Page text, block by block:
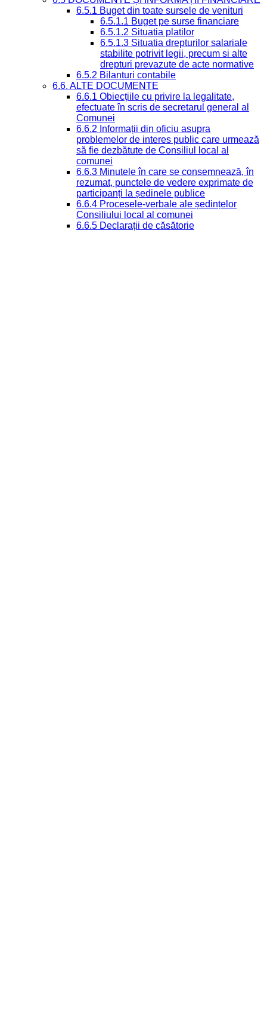
6.5.1 Buget din toate sursele de venituri
6.5.1.1 Buget pe surse financiare
6.5.1.2 Situatia platilor
6.5.1.3 Situatia drepturilor salariale
stabilite potrivit legii, precum si alte
drepturi prevazute de acte normative
6.5.2 Bilanturi contabile
6.6. ALTE DOCUMENTE
6.6.1 Obiecțiile cu privire la legalitate,
efectuate în scris de secretarul general al
Comunei
6.6.2 Informații din oficiu asupra
problemelor de interes public care urmează
să fie dezbătute de Consiliul local al
comunei
6.6.3 Minutele în care se consemnează, în
rezumat, punctele de vedere exprimate de
participanți la ședinele publice
6.6.4 Procesele-verbale ale ședințelor
Consiliului local al comunei
6.6.5 Declarații de căsătorie